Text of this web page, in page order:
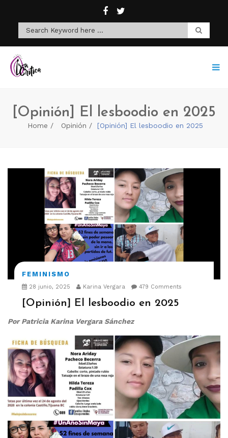
[Opinión] El lesboodio en 2025
Home Opinión [Opinión] El lesboodio en 2025
FEMINISMO
28 junio, 2025 Karina Vergara 479 Comments
[Opinión] El lesboodio en 2025
Por Patricia Karina Vergara Sánchez